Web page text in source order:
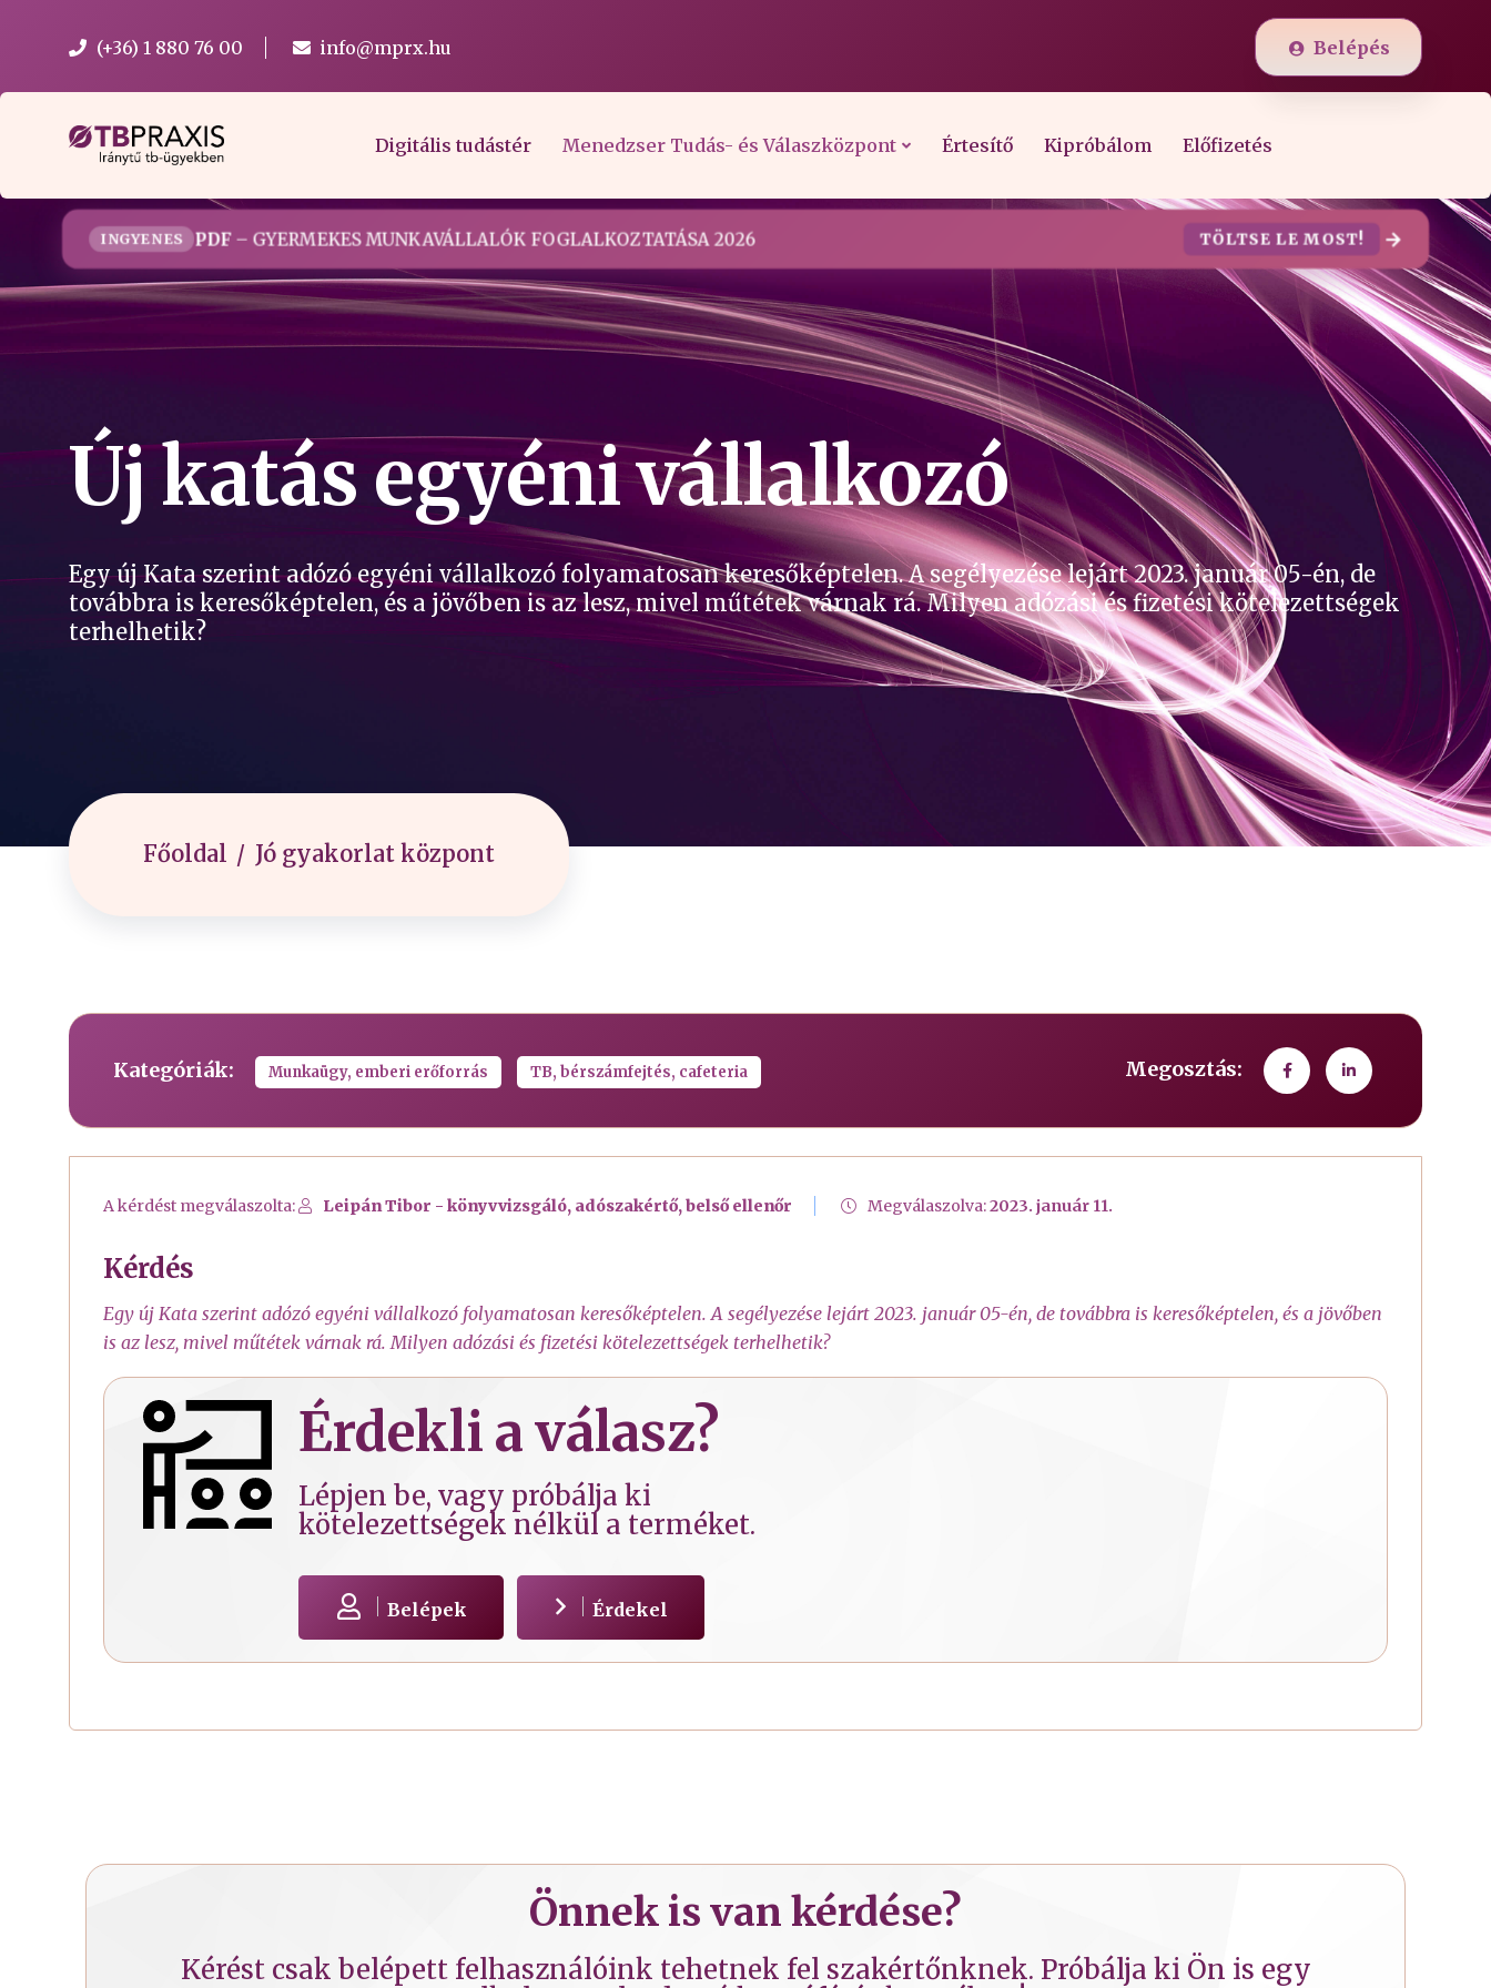
(+36) 1 880 76 00 info@mprx.hu Belépés
Digitális tudástér Menedzser Tudás- és Válaszközpont Értesítő Kipróbálom Előfizetés
INGYENES PDF – GYERMEKES MUNKAVÁLLALÓK FOGLALKOZTATÁSA 2026 TÖLTSE LE MOST!
Új katás egyéni vállalkozó
Egy új Kata szerint adózó egyéni vállalkozó folyamatosan keresőképtelen. A segélyezése lejárt 2023. január 05-én, de
továbbra is keresőképtelen, és a jövőben is az lesz, mivel műtétek várnak rá. Milyen adózási és fizetési kötelezettségek
terhelhetik?
Főoldal Jó gyakorlat központ
Kategóriák: Munkaügy, emberi erőforrás TB, bérszámfejtés, cafeteria Megosztás:
A kérdést megválaszolta: Leipán Tibor - könyvvizsgáló, adószakértő, belső ellenőr Megválaszolva:2023. január 11.
Kérdés
Egy új Kata szerint adózó egyéni vállalkozó folyamatosan keresőképtelen. A segélyezése lejárt 2023. január 05-én, de továbbra is keresőképtelen, és a jövőben
is az lesz, mivel műtétek várnak rá. Milyen adózási és fizetési kötelezettségek terhelhetik?
Érdekli a válasz?
Lépjen be, vagy próbálja ki
kötelezettségek nélkül a terméket.
Belépek Érdekel
Önnek is van kérdése?
Kérést csak belépett felhasználóink tehetnek fel szakértőnknek. Próbálja ki Ön is egy